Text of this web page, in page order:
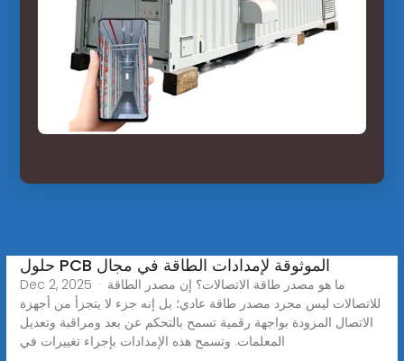
حلول PCB الموثوقة لإمدادات الطاقة في مجال
Dec 2, 2025 · ما هو مصدر طاقة الاتصالات؟ إن مصدر الطاقة
للاتصالات ليس مجرد مصدر طاقة عادي؛ بل إنه جزء لا يتجزأ من أجهزة
الاتصال المزودة بواجهة رقمية تسمح بالتحكم عن بعد ومراقبة وتعديل
المعلمات. وتسمح هذه الإمدادات بإجراء تغييرات في